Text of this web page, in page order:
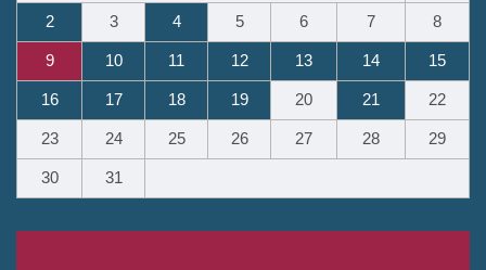
2 3 4 5 6 7 8
9 10 11 12 13 14 15
16 17 18 19 20 21 22
23 24 25 26 27 28 29
30 31